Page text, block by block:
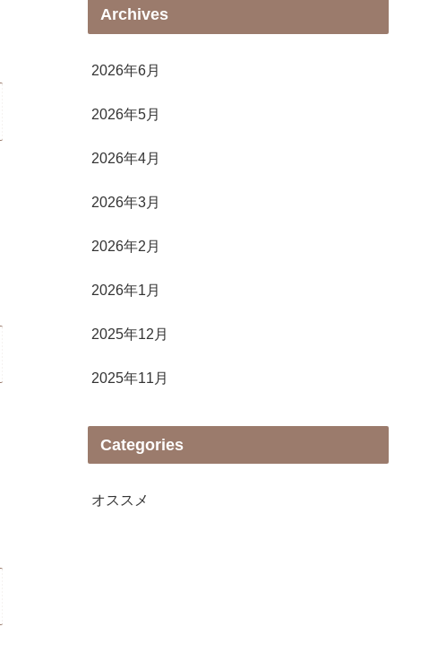
Archives
2026年6月
2026年5月
2026年4月
2026年3月
2026年2月
2026年1月
2025年12月
2025年11月
Categories
オススメ